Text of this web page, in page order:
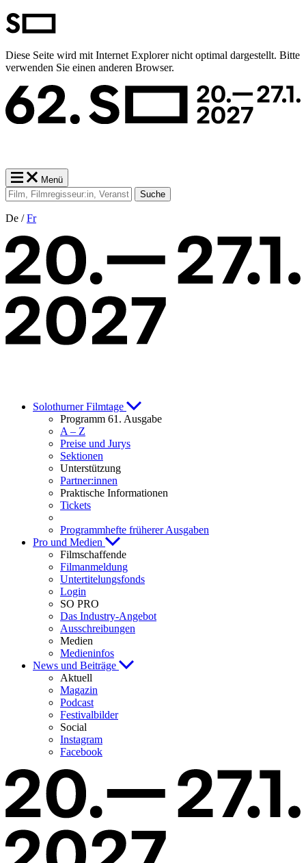
Diese Seite wird mit Internet Explorer nicht optimal dargestellt. Bitte
verwenden Sie einen anderen Browser.
Menü
Suche
De /Fr
Solothurner Filmtage
Programm 61. Ausgabe
A – Z
Preise und Jurys
Sektionen
Unterstützung
Partner:innen
Praktische Informationen
Tickets
Programmhefte früherer Ausgaben
Pro und Medien
Filmschaffende
Filmanmeldung
Untertitelungsfonds
Login
SO PRO
Das Industry-Angebot
Ausschreibungen
Medien
Medieninfos
News und Beiträge
Aktuell
Magazin
Podcast
Festivalbilder
Social
Instagram
Facebook